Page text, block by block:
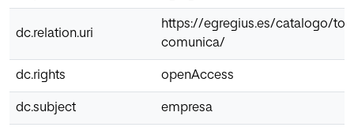
dc.relation.uri
https://egregius.es/catalogo/
comunica/
dc.rights openAccess
dc.subject empresa